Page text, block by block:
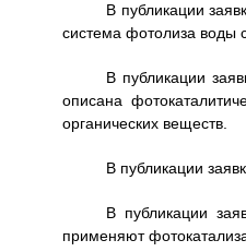
В публикации
система фотолиза воды
В публикации
описана
органических веществ.
В публикации
В публикации
применяют